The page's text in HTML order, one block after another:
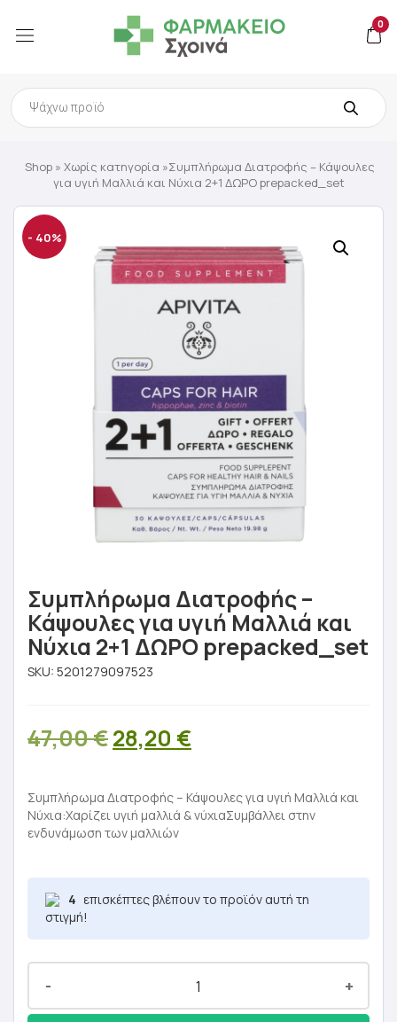
0
Products
search
Shop » Χωρίς κατηγορία »Συμπλήρωμα Διατροφής – Κάψουλες
για υγιή Μαλλιά και Νύχια 2+1 ΔΩΡΟ prepacked_set
- 40%
Συμπλήρωμα Διατροφής –
Κάψουλες για υγιή Μαλλιά και
Νύχια 2+1 ΔΩΡΟ prepacked_set
SKU: 5201279097523
47,00€Original
was:
47,00 €.
28,20 €Η
τιμή
είναι:
Συμπλήρωμα Διατροφής – Κάψουλες για υγιή Μαλλιά και
Νύχια:Χαρίζει υγιή μαλλιά & νύχιαΣυμβάλλει στην
ενδυνάμωση των μαλλιών
4 επισκέπτες βλέπουν το προϊόν αυτή τη
στιγμή!
- +